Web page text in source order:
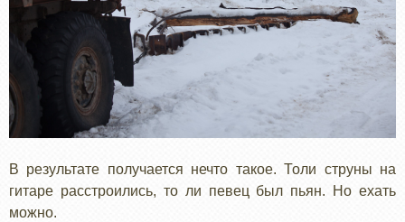
В результате получается нечто такое. Толи струны на
гитаре расстроились, то ли певец был пьян. Но ехать
можно.